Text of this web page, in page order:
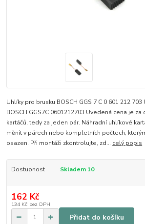
Uhlíky pro brusku BOSCH GGS 7 C 0 601 212
BOSCH GGS7C 0601212703 Uvedená cena je za
kartáčů, tedy za jeden pár. Náhradní uhlíkové
měnit v párech nebo kompletních počtech,
osazen. Při montáži zkontrolujte, zd... celý popis
Dostupnost Skladem 10
162 Kč
134 Kč bez DPH
Přidat do košíku